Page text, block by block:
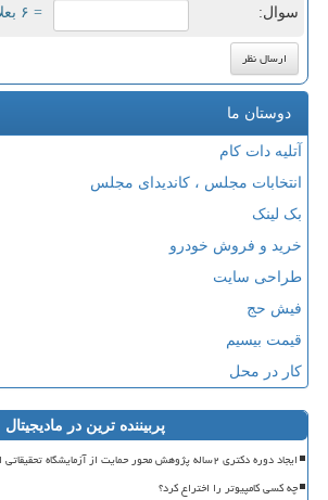
سوال: = ۶ بعلاوه ۲
دوستان ما
آتلیه دات کام
انتخابات مجلس ، کاندیدای مجلس
بک لینک
خرید و فروش خودرو
طراحی سایت
فیش حج
قیمت بیسیم
کار در محل
پربیننده ترین در مادیجیتال
ایجاد دوره دکتری ۲ساله پژوهش محور حمایت از آزمایشگاه تحقیقاتی اساتید
چه کسی کامپیوتر را اختراع کرد؟